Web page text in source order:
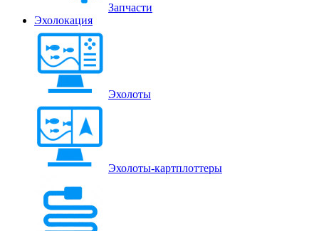
Запчасти
Эхолокация
Эхолоты
Эхолоты-картплоттеры